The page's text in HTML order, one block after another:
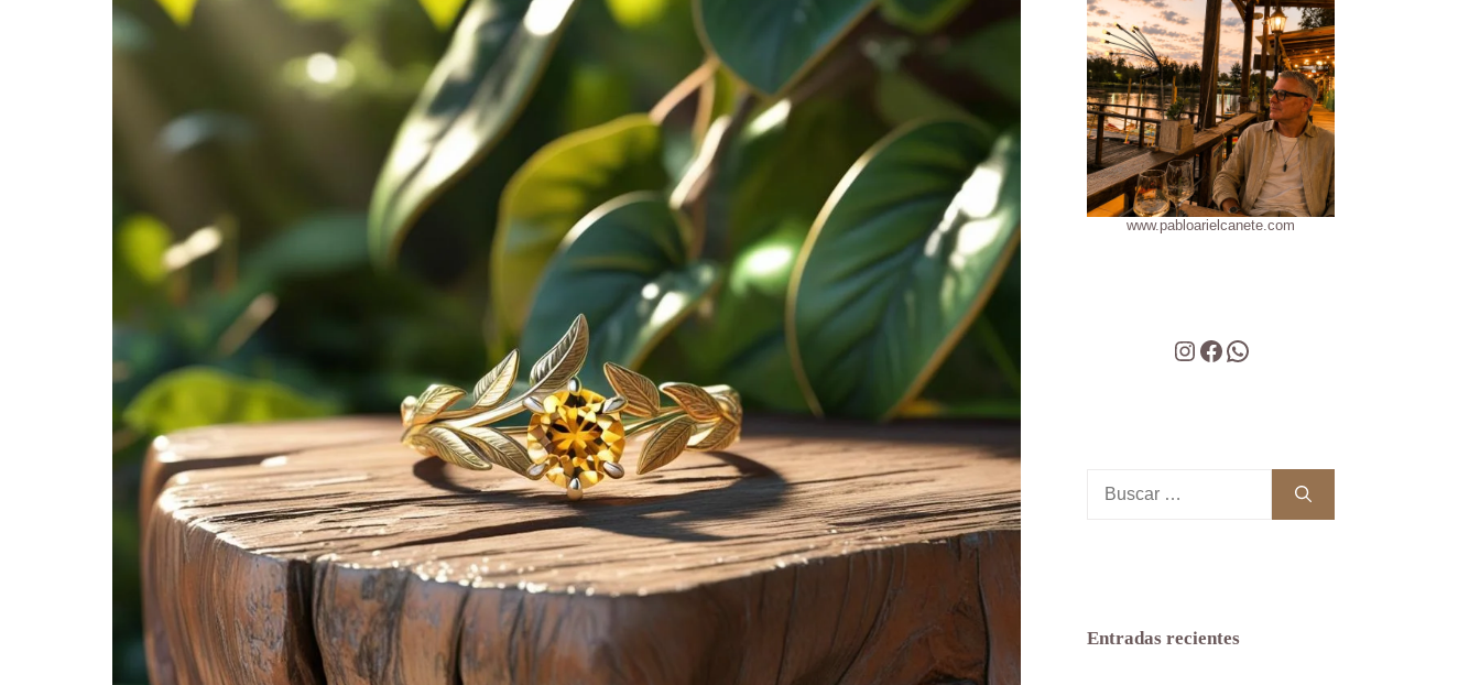
www.pabloarielcanete.com
Instagram
Facebook
WhatsApp
Entradas recientes